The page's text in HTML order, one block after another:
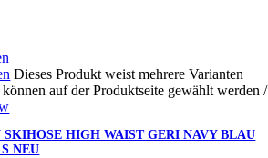
Dieses Produkt weist mehrere Varianten
auf der Produktseite gewählt werden/
SKIHOSE HIGH WAIST GERI NAVY BLAU
NEU